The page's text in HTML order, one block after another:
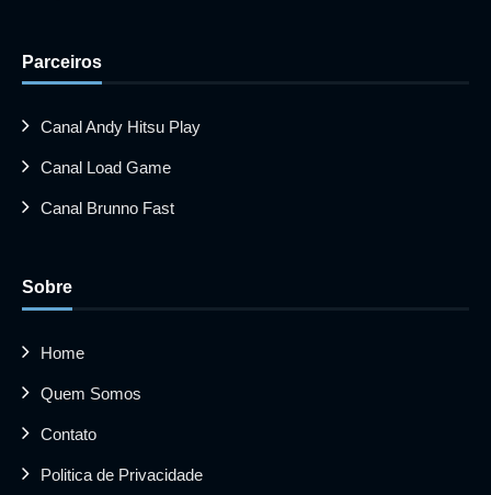
Parceiros
Canal Andy Hitsu Play
Canal Load Game
Canal Brunno Fast
Sobre
Home
Quem Somos
Contato
Politica de Privacidade